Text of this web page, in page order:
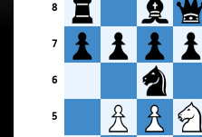
8
7
6
5